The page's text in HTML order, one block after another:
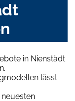
in Nienstädt
lässt